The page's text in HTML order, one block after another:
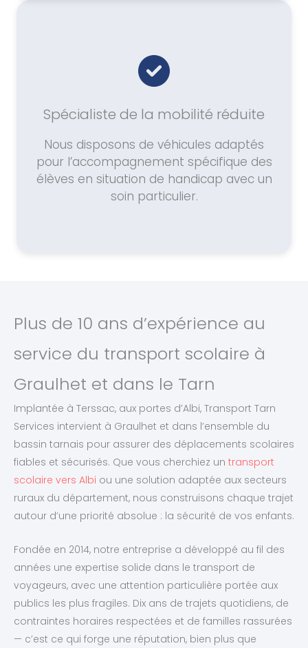
Spécialiste de la mobilité réduite
Nous disposons de véhicules adaptés
pour l’accompagnement spécifique des
élèves en situation de handicap avec un
soin particulier.
Plus de 10 ans d’expérience au
service du transport scolaire à
Graulhet et dans le Tarn
Implantée à Terssac, aux portes d’Albi, Transport Tarn
Services intervient à Graulhet et dans l’ensemble du
bassin tarnais pour assurer des déplacements scolaires
fiables et sécurisés. Que vous cherchiez un transport
scolaire vers Albi ou une solution adaptée aux secteurs
ruraux du département, nous construisons chaque trajet
autour d’une priorité absolue : la sécurité de vos enfants.
Fondée en 2014, notre entreprise a développé au fil des
années une expertise solide dans le transport de
voyageurs, avec une attention particulière portée aux
publics les plus fragiles. Dix ans de trajets quotidiens, de
contraintes horaires respectées et de familles rassurées
— c’est ce qui forge une réputation, bien plus que